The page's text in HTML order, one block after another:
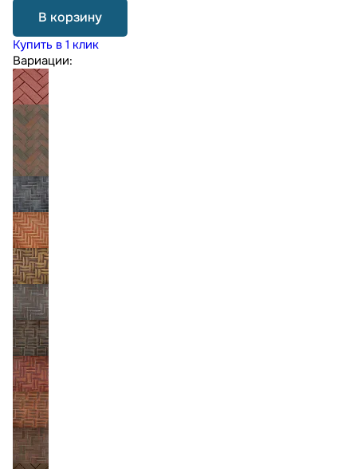
В корзину
Купить в 1 клик
Вариации: